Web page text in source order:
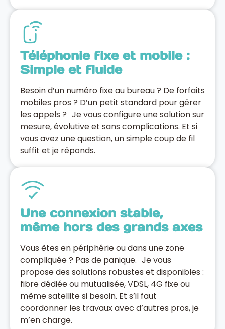
Téléphonie fixe et mobile :
Simple et fluide
Besoin d’un numéro fixe au bureau ? De forfaits
mobiles pros ? D’un petit standard pour gérer
les appels ? Je vous configure une solution sur
mesure, évolutive et sans complications. Et si
vous avez une question, un simple coup de fil
suffit et je réponds.
Une connexion stable,
même hors des grands axes
Vous êtes en périphérie ou dans une zone
compliquée ? Pas de panique. Je vous
propose des solutions robustes et disponibles :
fibre dédiée ou mutualisée, VDSL, 4G fixe ou
même satellite si besoin. Et s’il faut
coordonner les travaux avec d’autres pros, je
m’en charge.